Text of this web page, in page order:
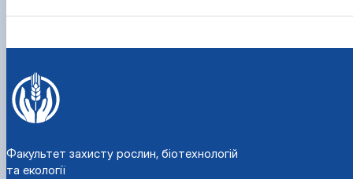
Факультет захисту рослин, біотехнологій
та екології